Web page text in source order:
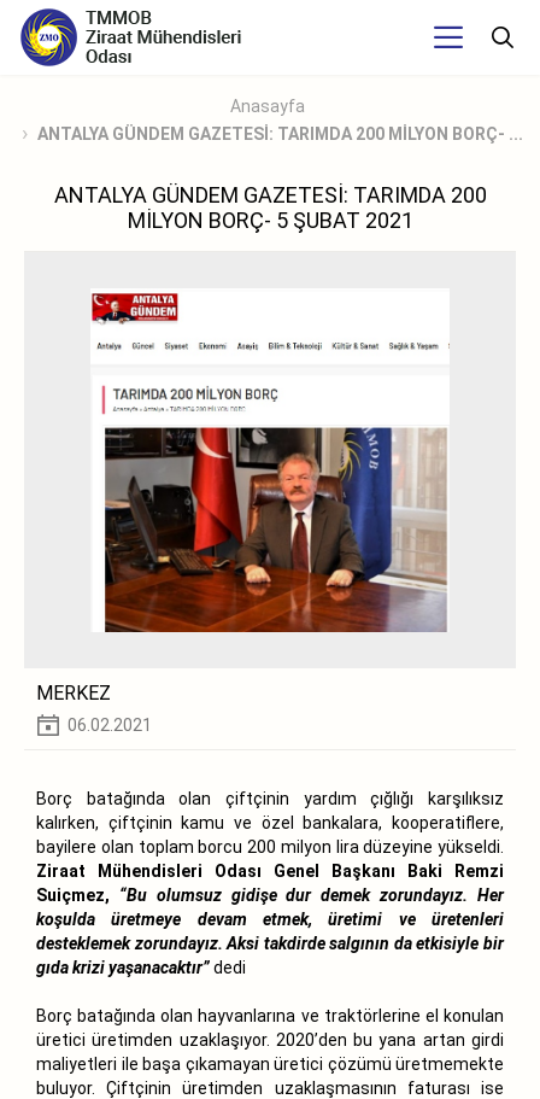
Anasayfa
ANTALYA GÜNDEM GAZETESİ: TARIMDA 200 MİLYON BORÇ- ...
ANTALYA GÜNDEM GAZETESİ: TARIMDA 200
MİLYON BORÇ- 5 ŞUBAT 2021
MERKEZ
06.02.2021
Borç batağında olan çiftçinin yardım çığlığı karşılıksız
kalırken, çiftçinin kamu ve özel bankalara, kooperatiflere,
bayilere olan toplam borcu 200 milyon lira düzeyine yükseldi.
Ziraat Mühendisleri Odası Genel Başkanı Baki Remzi
Suiçmez, “Bu olumsuz gidişe dur demek zorundayız. Her
koşulda üretmeye devam etmek, üretimi ve üretenleri
desteklemek zorundayız. Aksi takdirde salgının da etkisiyle bir
gıda krizi yaşanacaktır”dedi
Borç batağında olan hayvanlarına ve traktörlerine el konulan
üretici üretimden uzaklaşıyor. 2020’den bu yana artan girdi
maliyetleri ile başa çıkamayan üretici çözümü üretmemekte
buluyor. Çiftçinin üretimden uzaklaşmasının faturası ise